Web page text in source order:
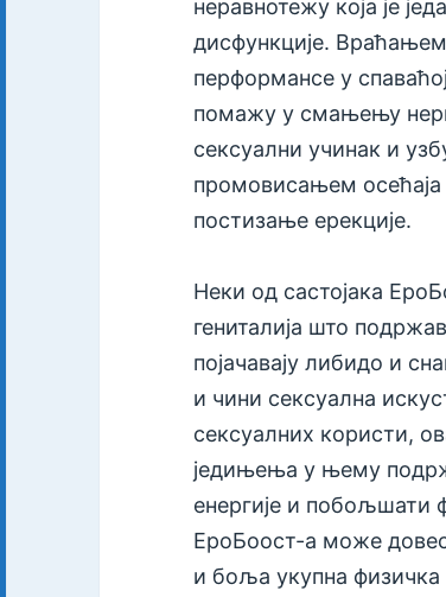
неравнотежу која је
дисфункције.
перформансе у
помажу у смањењу
сексуални учинак и
промовисањем
постизање ерекције.
Неки од састојака
гениталија што
појачавају либидо и
и чини сексуална
сексуалних користи,
једињења у њему
енергије и побољшати
ЕроБоост-а може
и боља укупна физичка